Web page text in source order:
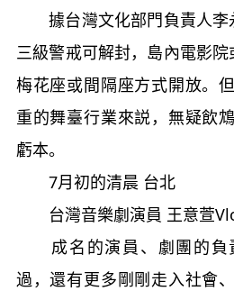
據台灣文化部門負責人李
三級警戒可解封，島內電影
梅花座或間隔座方式開放。
重的舞臺行業來説，無疑飲
虧本。
7月初的清晨 台北
台灣音樂劇演員 王意萱
成名的演員、劇團的負
過，還有更多剛剛走入社會